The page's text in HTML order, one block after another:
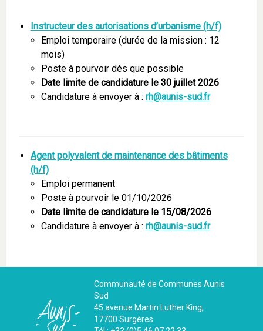
Instructeur des autorisations d’urbanisme (h/f)
Emploi temporaire (durée de la mission : 12
mois)
Poste à pourvoir dès que possible
Date limite de candidature le 30 juillet 2026
Candidature à envoyer à : rh@aunis-sud.fr
Agent polyvalent de maintenance des bâtiments
(h/f)
Emploi permanent
Poste à pourvoir le 01/10/2026
Date limite de candidature le 15/08/2026
Candidature à envoyer à : rh@aunis-sud.fr
Communauté de Communes Aunis
Sud
45 avenue Martin Luther King,
17700 Surgères